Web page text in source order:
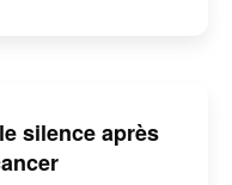
silence après